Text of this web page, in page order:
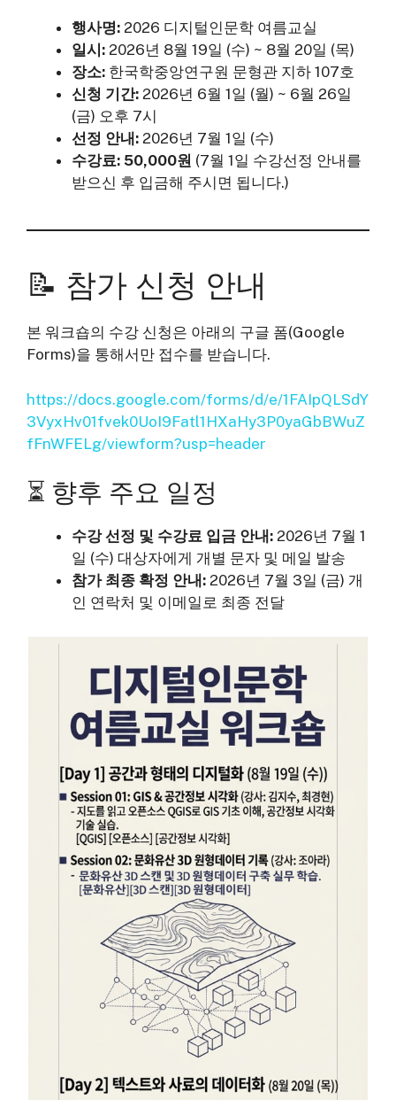
행사명: 2026 디지털인문학 여름교실
일시: 2026년 8월 19일 (수) ~ 8월 20일 (목)
장소: 한국학중앙연구원 문형관 지하 107호
신청 기간: 2026년 6월 1일 (월) ~ 6월 26일
(금) 오후 7시
선정 안내: 2026년 7월 1일 (수)
수강료: 50,000원 (7월 1일 수강선정 안내를
받으신 후 입금해 주시면 됩니다.)
📝 참가 신청 안내
본 워크숍의 수강 신청은 아래의 구글 폼(Google
Forms)을 통해서만 접수를 받습니다.
https://docs.google.com/forms/d/e/1FAIpQLSdY
3VyxHv01fvek0UoI9Fatl1HXaHy3P0yaGbBWuZ
fFnWFELg/viewform?usp=header
⏳ 향후 주요 일정
수강 선정 및 수강료 입금 안내: 2026년 7월 1
일 (수) 대상자에게 개별 문자 및 메일 발송
참가 최종 확정 안내: 2026년 7월 3일 (금) 개
인 연락처 및 이메일로 최종 전달